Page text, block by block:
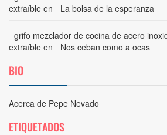
extraíble en La bolsa de la esperanza
grifo mezclador de cocina de acero
extraíble en Nos ceban como a ocas
BIO
Acerca de Pepe Nevado
ETIQUETADOS